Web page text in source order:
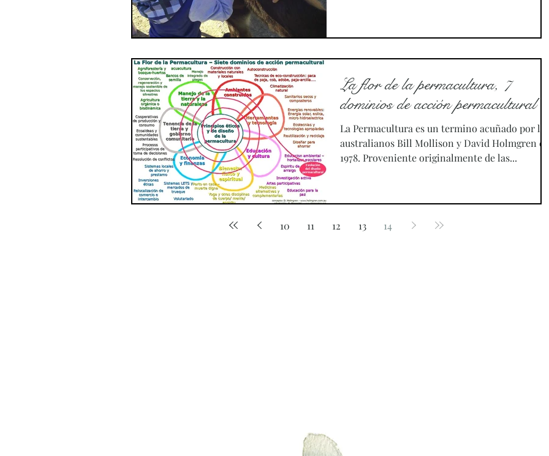
La flor de la permacultura, 7
dominios de acción permacultural
La Permacultura es un termino acuñado por los
australianos Bill Mollison y David Holmgren en
1978. Proveniente originalmente de las...
10 11 12 13 14